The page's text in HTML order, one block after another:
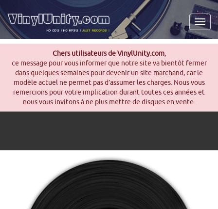
Chers utilisateurs de VinylUnity.com,
ce message pour vous informer que notre site va bientôt fermer
dans quelques semaines pour devenir un site marchand, car le
modèle actuel ne permet pas d’assumer les charges. Nous vous
remercions pour votre implication durant toutes ces années et
nous vous invitons à ne plus mettre de disques en vente.